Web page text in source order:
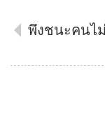
พึงชนะคนไ